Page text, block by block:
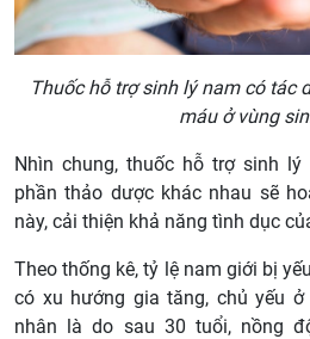
Thuốc hỗ trợ sinh lý nam có tác
máu ở vùng
Nhìn chung, thuốc hỗ trợ sinh
phần thảo dược khác nhau sẽ
này, cải thiện khả năng tình dục
Theo thống kê, tỷ lệ nam giới bị
có xu hướng gia tăng, chủ yếu
nhân là do sau 30 tuổi, nồng